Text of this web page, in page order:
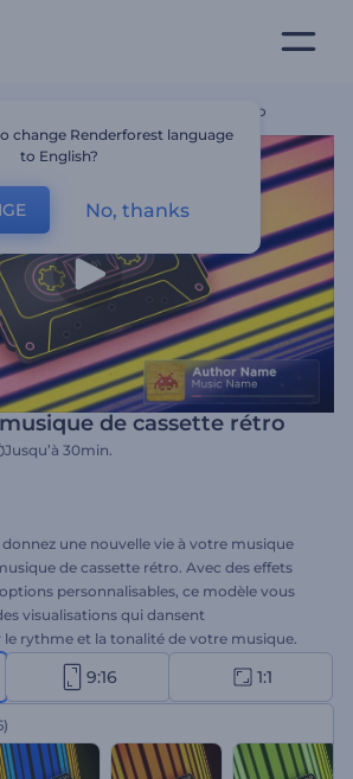
De Musique De Cassette Rétro
de cassette rétro
Jusqu’à 30min.
une nouvelle vie à votre musique
de cassette rétro. Avec des effets
personnalisables, ce modèle vous
visualisations qui dansent
rythme et la tonalité de votre musique.
de musique, tapez les noms de la
et transportez votre public dans un univers
visuels rétro s'entremêlent de manière
les promotions musicales, la sortie d'un
nouvel album, la promotion de chaînes
9:16 1:1
change Renderforest language
to English?
No, thanks